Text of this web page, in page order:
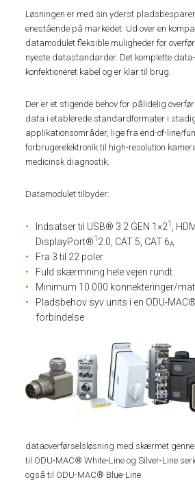
Løsningen er med sin yderst
enestående på markedet. Ud over en
datamodulet fleksible muligheder for
nyeste datastandarder. Det komplette
konfektioneret kabel og er klar til brug.
Der er et stigende behov for pålidelig
data i etablerede standardformater i
applikationsområder, lige fra end-of-line/
forbrugerelektronik til high-resolution
medicinsk diagnostik.
Datamodulet tilbyder:
Indsatser til USB® 3.2 GEN 1×21 ,
DisplayPort®1 2.0, CAT 5, CAT 6A
Fra 3 til 22 poler
Fuld skærmning hele vejen rundt
Minimum 10.000 konnekteringer/
Pladsbehov syv units i en ODU-
forbindelse
dataoverførselsløsning med skærmet
til ODU-MAC® White-Line og Silver-Line
også til ODU-MAC® Blue-Line.